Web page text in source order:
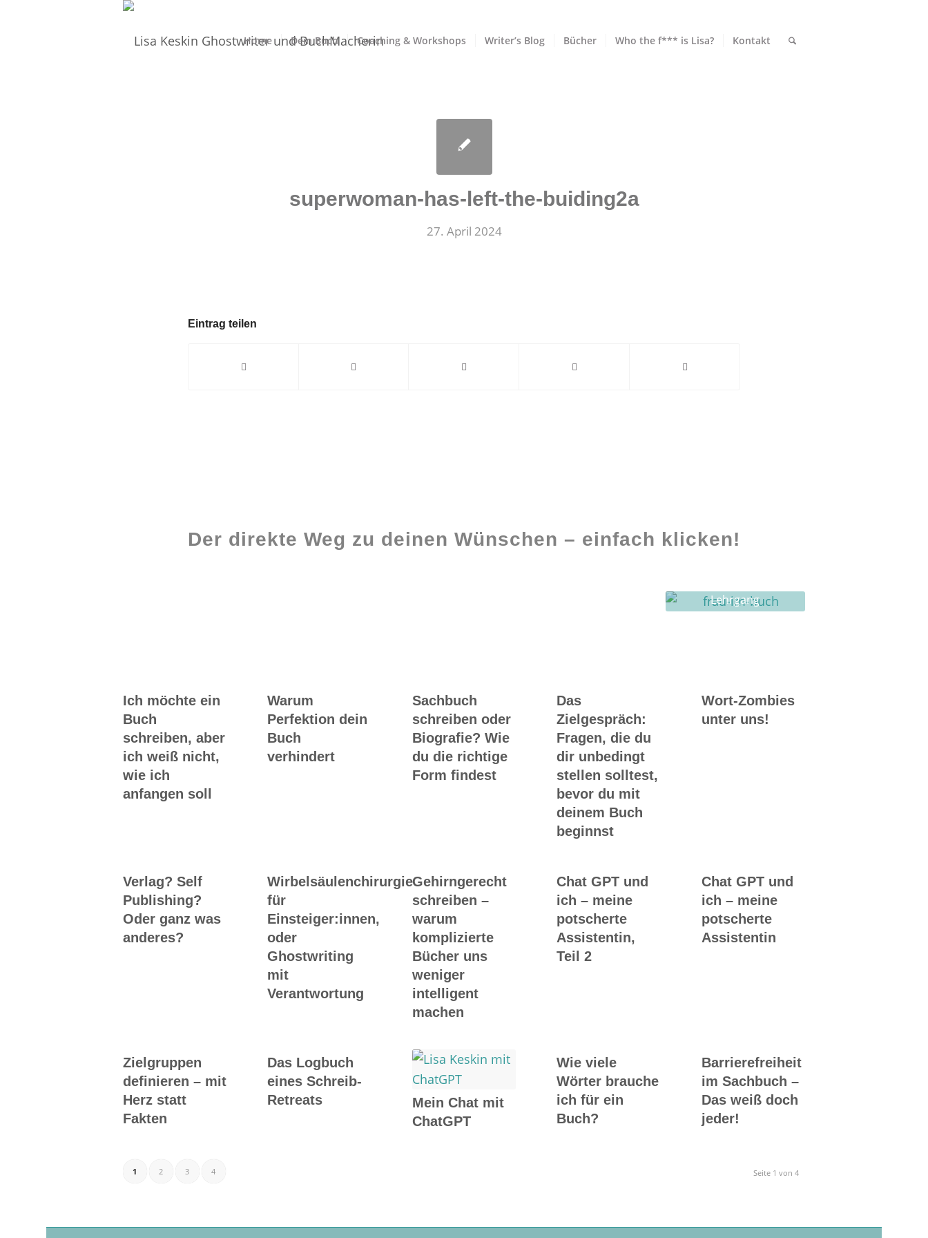
Home Dein Buch Coaching & Workshops Writer’s Blog Bücher Who the f*** is Lisa? Kontakt
superwoman-has-left-the-buiding2a
27. April 2024
Eintrag teilen
Der direkte Weg zu deinen Wünschen – einfach klicken!
Lehrgang
Ghostwriting
Ich möchte ein
Buch
schreiben, aber
ich weiß nicht,
wie ich
anfangen soll
Warum
Perfektion dein
Buch
verhindert
Sachbuch
schreiben oder
Biografie? Wie
du die richtige
Form findest
Das
Zielgespräch:
Fragen, die du
dir unbedingt
stellen solltest,
bevor du mit
deinem Buch
beginnst
Wort-Zombies
unter uns!
Verlag? Self
Publishing?
Oder ganz was
anderes?
Wirbelsäulenchirurgie
für
Einsteiger:innen,
oder
Ghostwriting
mit
Verantwortung
Gehirngerecht
schreiben –
warum
komplizierte
Bücher uns
weniger
intelligent
machen
Chat GPT und
ich – meine
potscherte
Assistentin,
Teil 2
Chat GPT und
ich – meine
potscherte
Assistentin
Zielgruppen
definieren – mit
Herz statt
Fakten
Das Logbuch
eines Schreib-
Retreats
Mein Chat mit
ChatGPT
Wie viele
Wörter brauche
ich für ein
Buch?
Barrierefreiheit
im Sachbuch –
Das weiß doch
jeder!
Seite 1 von 4
1 2 3 4